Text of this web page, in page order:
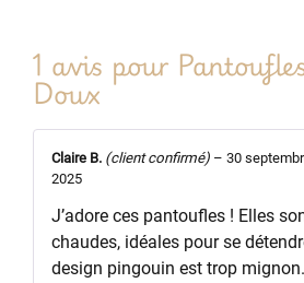
1 avis pour
Doux
Claire B. (client confirmé) – 30
2025
J’adore ces pantoufles ! Elles
chaudes, idéales pour se
design pingouin est trop